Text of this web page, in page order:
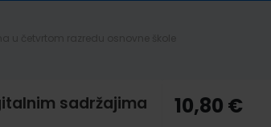
sadržajima
10,80 €